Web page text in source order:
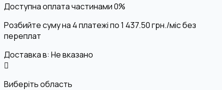
Доступна оплата частинами0%
Розбийте суму на 4 платежі по1 437.50грн./міс без
переплат
Доставка в: Не вказано
Виберіть область